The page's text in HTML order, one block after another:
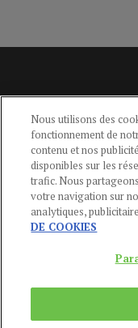
CGU-POLITIQUE DE
Du
Nous utilisons des
fonctionnement de
contenu et nos
disponibles sur les
trafic. Nous
votre navigation sur
analytiques,
DE COOKIES